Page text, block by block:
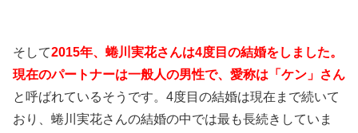
そして2015年、蜷川実花さんは4度目の結婚をしました。
現在のパートナーは一般人の男性で、愛称は「ケン」さん
と呼ばれているそうです。4度目の結婚は現在まで続いて
おり、蜷川実花さんの結婚の中では最も長続きしていま